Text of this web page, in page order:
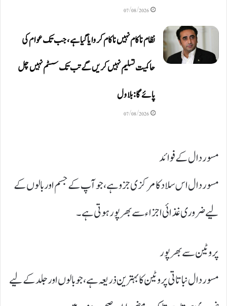
07/08/2026
نظام ناکام نہیں ناکام کروایاگیا ہے، جب تک عوام کی
حاکمیت تسلیم نہیں کریں گے تب تک سسٹم نہیں چل
پائےگا: بلاول
07/08/2026
مسور دال کے فوائد
مسور دال اس سلاد کا مرکزی جزو ہے، جو آپ کے جسم اور بالوں کے
لیے ضروری غذائی اجزاء سے بھرپور ہوتی ہے۔
پروٹین سے بھرپور
مسور دال نباتاتی پروٹین کا بہترین ذریعہ ہے، جو بالوں اور جلد کے لیے